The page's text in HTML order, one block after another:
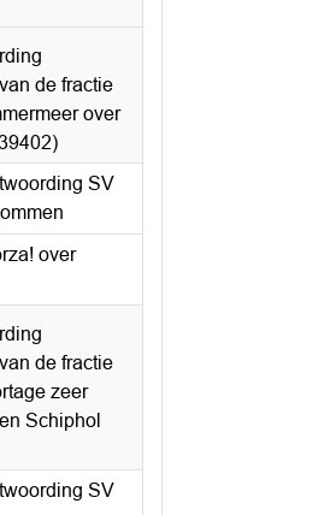
de fractie
over
SV
over
de fractie
zeer
Schiphol
SV